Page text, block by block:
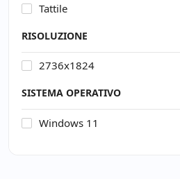
Tattile
RISOLUZIONE
2736x1824
SISTEMA OPERATIVO
Windows 11